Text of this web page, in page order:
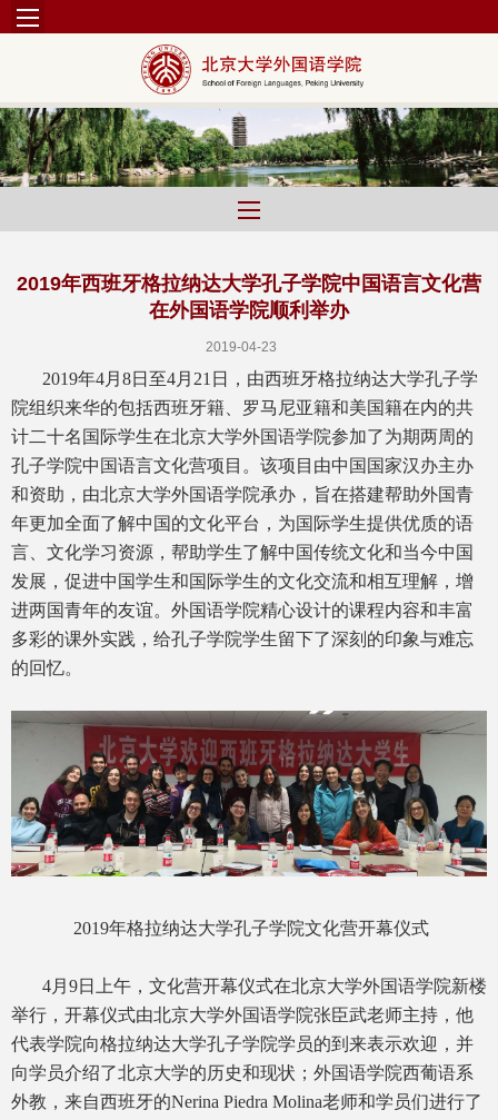
2019年西班牙格拉纳达大学孔子学院中国语言文化营
在外国语学院顺利举办
2019-04-23
2019年4月8日至4月21日，由西班牙格拉纳达大学孔子学
院组织来华的包括西班牙籍、罗马尼亚籍和美国籍在内的共
计二十名国际学生在北京大学外国语学院参加了为期两周的
孔子学院中国语言文化营项目。该项目由中国国家汉办主办
和资助，由北京大学外国语学院承办，旨在搭建帮助外国青
年更加全面了解中国的文化平台，为国际学生提供优质的语
言、文化学习资源，帮助学生了解中国传统文化和当今中国
发展，促进中国学生和国际学生的文化交流和相互理解，增
进两国青年的友谊。外国语学院精心设计的课程内容和丰富
多彩的课外实践，给孔子学院学生留下了深刻的印象与难忘
的回忆。
2019年格拉纳达大学孔子学院文化营开幕仪式
4月9日上午，文化营开幕仪式在北京大学外国语学院新楼
举行，开幕仪式由北京大学外国语学院张臣武老师主持，他
代表学院向格拉纳达大学孔子学院学员的到来表示欢迎，并
向学员介绍了北京大学的历史和现状；外国语学院西葡语系
外教，来自西班牙的Nerina Piedra Molina老师和学员们进行了